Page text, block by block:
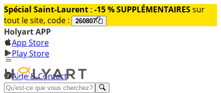
Spécial Saint-Laurent : -15 % SUPPLÉMENTAIRESsur
tout le site, code :
260807
Holyart APP
App Store
Play Store
Aide & Contact
Découvrez Premium